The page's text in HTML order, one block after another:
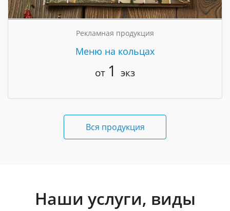
Рекламная продукция
Меню на кольцах
от 1 экз
Вся продукция
Наши услуги, виды